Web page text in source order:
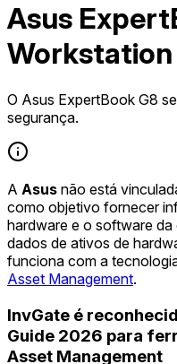
Asus
Workstation
O Asus ExpertBook G8
segurança.
A Asus não está
como objetivo fornecer
hardware e o software da
dados de ativos de
funciona com a
Asset Management.
InvGate é
Guide 2026 para
Asset Management